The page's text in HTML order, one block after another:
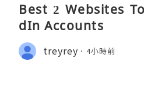
Best 2 Websites
dIn Accounts
treyrey 4小時前